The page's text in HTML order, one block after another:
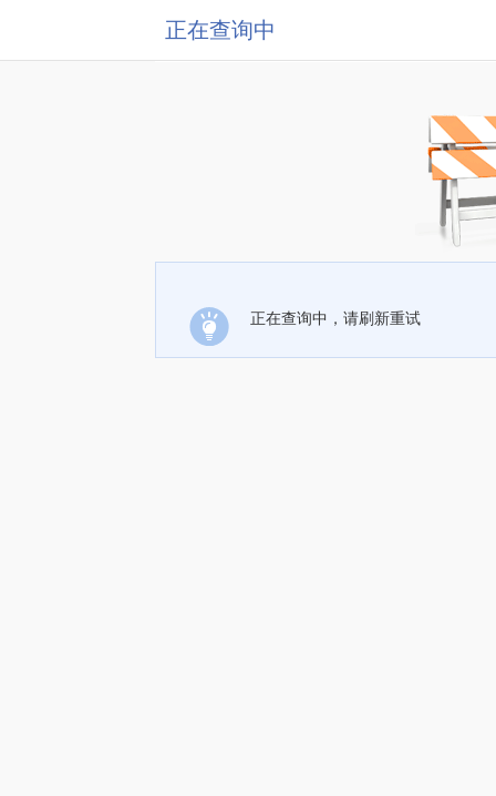
正在查询中
正在查询中，请刷新重试